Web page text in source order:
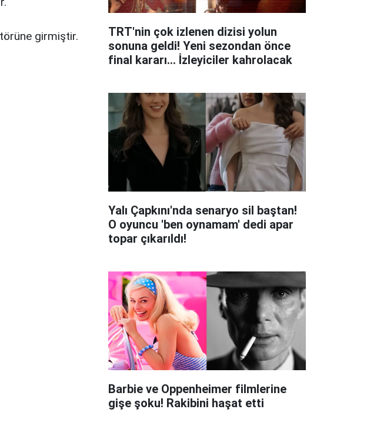
girmiştir.
TRT'nin çok izlenen dizisi yolun
sonuna geldi! Yeni sezondan önce
final kararı... İzleyiciler kahrolacak
Yalı Çapkını'nda senaryo sil baştan!
O oyuncu 'ben oynamam' dedi apar
topar çıkarıldı!
Barbie ve Oppenheimer filmlerine
gişe şoku! Rakibini haşat etti